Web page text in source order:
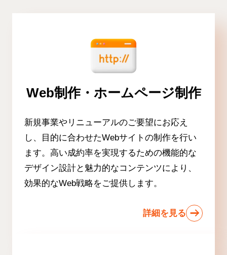
Web制作・ホームページ制作
新規事業やリニューアルのご要望にお応え
し、目的に合わせたWebサイトの制作を行い
ます。高い成約率を実現するための機能的な
デザイン設計と魅力的なコンテンツにより、
効果的なWeb戦略をご提供します。
詳細を見る